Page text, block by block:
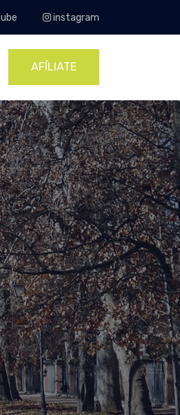
instagram
AFÍLIATE